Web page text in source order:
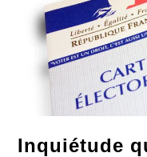
Inquiétude